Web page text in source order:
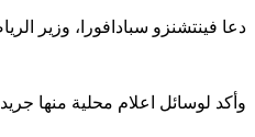
دعا فينتشنزو سبادافورا، وزير
وأكد لوسائل اعلام محلية منها